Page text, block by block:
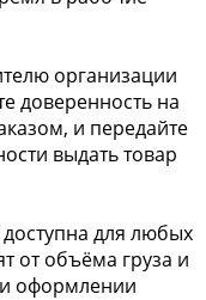
организации
доверенность на
и передайте
выдать товар
для любых
от объёма груза и
оформлении